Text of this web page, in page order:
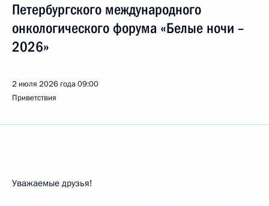
Петербургского международного
онкологического форума «Белые ночи –
2026»
2 июля 2026 года09:00
Приветствия
Уважаемые друзья!